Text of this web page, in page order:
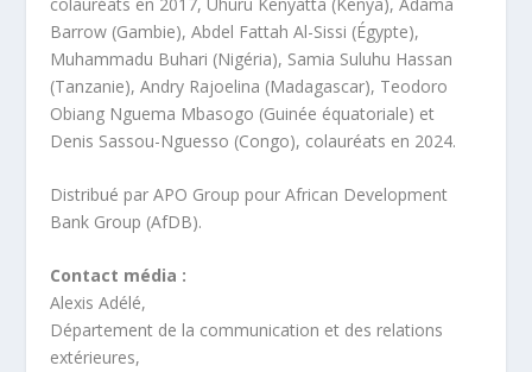
Barrow (Gambie), Abdel Fattah Al-Sissi (Égypte),
Muhammadu Buhari (Nigéria), Samia Suluhu Hassan
(Tanzanie), Andry Rajoelina (Madagascar), Teodoro
Obiang Nguema Mbasogo (Guinée équatoriale) et
Denis Sassou-Nguesso (Congo), colauréats en 2024.
Distribué par APO Group pour African Development
Bank Group (AfDB).
Contact média :
Alexis Adélé,
Département de la communication et des relations
extérieures,